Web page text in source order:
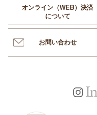
オンライン（WEB）決済
について
お問い合わせ